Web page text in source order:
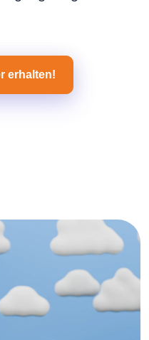
erhalten!